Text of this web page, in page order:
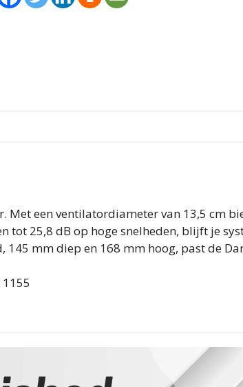
Met een ventilatordiameter van 13,5 cm
tot 25,8 dB op hoge snelheden, blijft je
mm diep en 168 mm hoog, past de